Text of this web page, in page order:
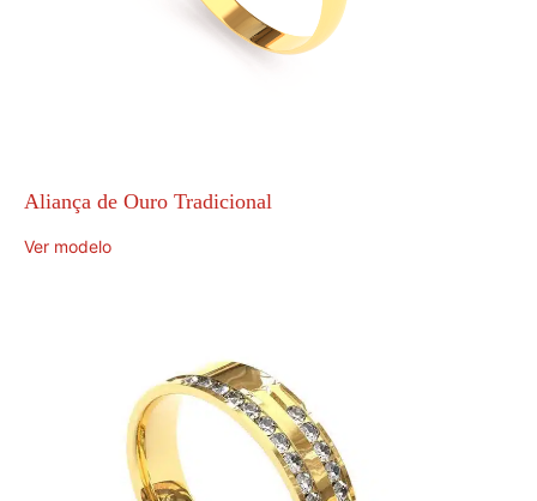
Aliança de Ouro Tradicional
Ver modelo